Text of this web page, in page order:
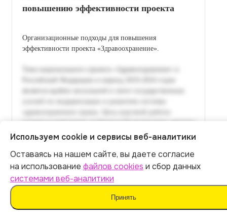
повышению эффективности проекта
Организационные подходы для повышения
эффективности проекта «Здравоохранение».
Итог:399р.
Оплатить
Используем cookie и сервисы веб-аналитики
Оставаясь на нашем сайте, вы даете согласие
на использование файлов cookies и сбор данных
системами веб-аналитики
Принять